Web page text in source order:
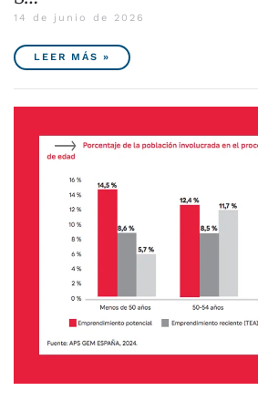
14 de junio de 2026
LEER MÁS »